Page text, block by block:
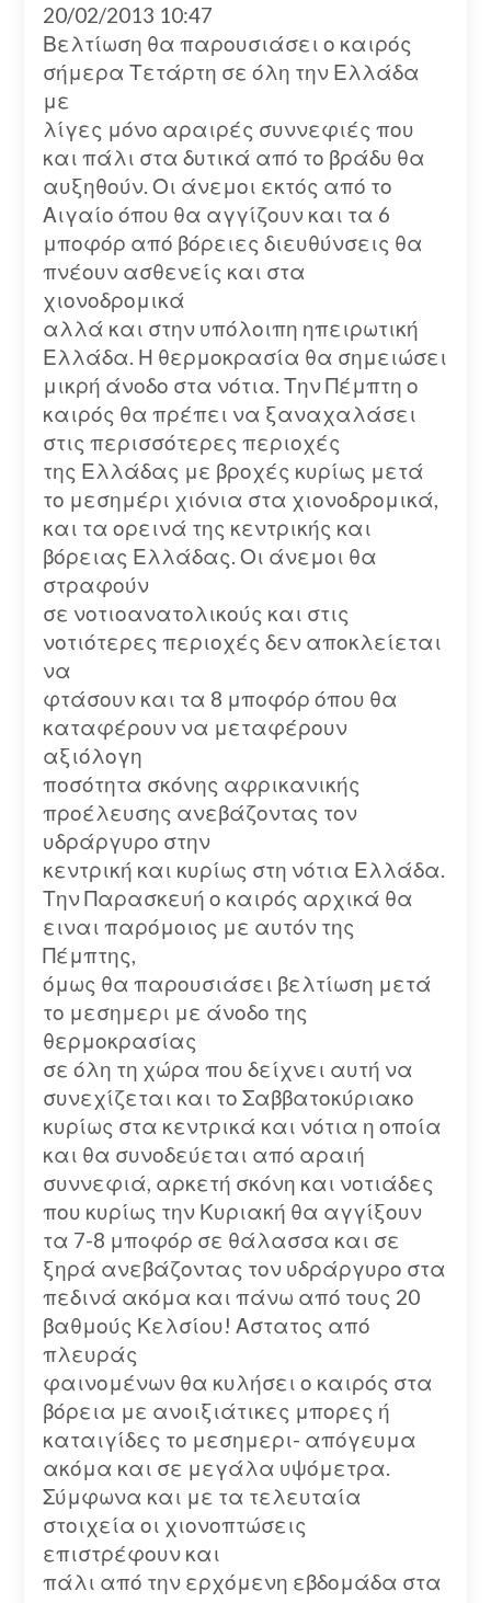
20/02/2013 10:47
Βελτίωση θα παρουσιάσει ο καιρός
σήμερα Τετάρτη σε όλη την Ελλάδα
με
λίγες μόνο αραιρές συννεφιές που
και πάλι στα δυτικά από το βράδυ θα
αυξηθούν. Οι άνεμοι εκτός από το
Αιγαίο όπου θα αγγίζουν και τα 6
μποφόρ από βόρειες διευθύνσεις θα
πνέουν ασθενείς και στα
χιονοδρομικά
αλλά και στην υπόλοιπη ηπειρωτική
Ελλάδα. Η θερμοκρασία θα σημειώσει
μικρή άνοδο στα νότια. Την Πέμπτη ο
καιρός θα πρέπει να ξαναχαλάσει
στις περισσότερες περιοχές
της Ελλάδας με βροχές κυρίως μετά
το μεσημέρι χιόνια στα χιονοδρομικά,
και τα ορεινά της κεντρικής και
βόρειας Ελλάδας. Οι άνεμοι θα
στραφούν
σε νοτιοανατολικούς και στις
νοτιότερες περιοχές δεν αποκλείεται
να
φτάσουν και τα 8 μποφόρ όπου θα
καταφέρουν να μεταφέρουν
αξιόλογη
ποσότητα σκόνης αφρικανικής
προέλευσης ανεβάζοντας τον
υδράργυρο στην
κεντρική και κυρίως στη νότια Ελλάδα.
Την Παρασκευή ο καιρός αρχικά θα
ειναι παρόμοιος με αυτόν της
Πέμπτης,
όμως θα παρουσιάσει βελτίωση μετά
το μεσημερι με άνοδο της
θερμοκρασίας
σε όλη τη χώρα που δείχνει αυτή να
συνεχίζεται και το Σαββατοκύριακο
κυρίως στα κεντρικά και νότια η οποία
και θα συνοδεύεται από αραιή
συννεφιά, αρκετή σκόνη και νοτιάδες
που κυρίως την Κυριακή θα αγγίξουν
τα 7-8 μποφόρ σε θάλασσα και σε
ξηρά ανεβάζοντας τον υδράργυρο στα
πεδινά ακόμα και πάνω από τους 20
βαθμούς Κελσίου! Αστατος από
πλευράς
φαινομένων θα κυλήσει ο καιρός στα
βόρεια με ανοιξιάτικες μπορες ή
καταιγίδες το μεσημερι- απόγευμα
ακόμα και σε μεγάλα υψόμετρα.
Σύμφωνα και με τα τελευταία
στοιχεία οι χιονοπτώσεις
επιστρέφουν και
πάλι από την ερχόμενη εβδομάδα στα